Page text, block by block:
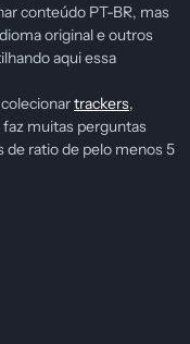
conteúdo PT-BR, mas
original e outros
aqui essa
trackers,
muitas perguntas
de ratio de pelo menos 5